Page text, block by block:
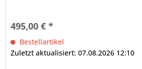
495,00 € *
Bestellartikel
Zuletzt aktualisiert: 07.08.2026 12:10